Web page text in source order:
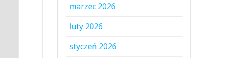
marzec 2026
luty 2026
styczeń 2026